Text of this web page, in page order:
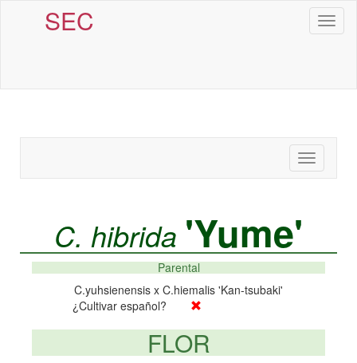
SEC
Toggle
navigation
C. hibrida 'Yume'
Parental
C.yuhsienensis x C.hiemalis 'Kan-tsubaki'
¿Cultivar español?
FLOR